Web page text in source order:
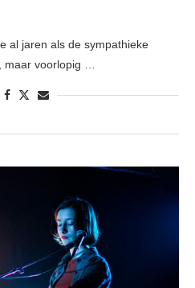
al jaren als de sympathieke
maar voorlopig …